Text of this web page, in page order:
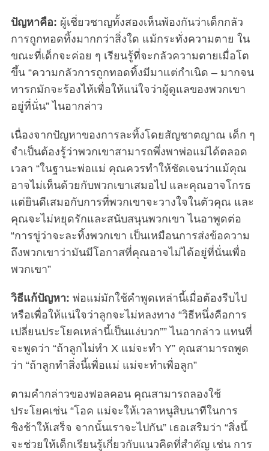
ปัญหาคือ: ผู้เชี่ยวชาญทั้งสองเห็นพ้องกันว่าเด็กกลัว
การถูกทอดทิ้งมากกว่าสิ่งใด แม้กระทั่งความตาย ใน
ขณะที่เด็กจะค่อย ๆ เรียนรู้ที่จะกลัวความตายเมื่อโต
ขึ้น “ความกลัวการถูกทอดทิ้งมีมาแต่กำเนิด – มากจน
ทารกมักจะร้องไห้เพื่อให้แน่ใจว่าผู้ดูแลของพวกเขา
อยู่ที่นั่น” ไนอากล่าว
เนื่องจากปัญหาของการละทิ้งโดยสัญชาตญาณ เด็ก ๆ
จำเป็นต้องรู้ว่าพวกเขาสามารถพึ่งพาพ่อแม่ได้ตลอด
เวลา “ในฐานะพ่อแม่ คุณควรทำให้ชัดเจนว่าแม้คุณ
อาจไม่เห็นด้วยกับพวกเขาเสมอไป และคุณอาจโกรธ
แต่ยินดีเสมอกับการที่พวกเขาจะวางใจในตัวคุณ และ
คุณจะไม่หยุดรักและสนับสนุนพวกเขา ไนอาพูดต่อ
“การขู่ว่าจะละทิ้งพวกเขา เป็นเหมือนการส่งข้อความ
ถึงพวกเขาว่ามันมีโอกาสที่คุณอาจไม่ได้อยู่ที่นั่นเพื่อ
พวกเขา”
วิธีแก้ปัญหา: พ่อแม่มักใช้คำพูดเหล่านี้เมื่อต้องรีบไป
หรือเพื่อให้แน่ใจว่าลูกจะไม่หลงทาง “วิธีหนึ่งคือการ
เปลี่ยนประโยคเหล่านี้เป็นแง่บวก”” ไนอากล่าว แทนที่
จะพูดว่า “ถ้าลูกไม่ทำ X แม่จะทำ Y” คุณสามารถพูด
ว่า “ถ้าลูกทำสิ่งนี้เพื่อแม่ แม่จะทำเพื่อลูก”
ตามคำกล่าวของฟอลคอน คุณสามารถลองใช้
ประโยคเช่น “โอค แม่จะให้เวลาหนูสิบนาทีในการ
ชิงช้าให้เสร็จ จากนั้นเราจะไปกัน” เธอเสริมว่า “สิ่งนี้
จะช่วยให้เด็กเรียนรู้เกี่ยวกับแนวคิดที่สำคัญ เช่น การ